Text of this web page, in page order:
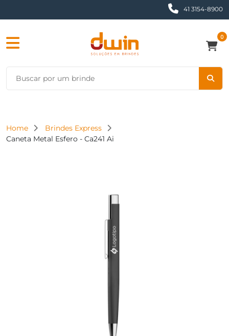
41 3154-8900
0
Home
Brindes Express
Caneta Metal Esfero - Ca241 Ai